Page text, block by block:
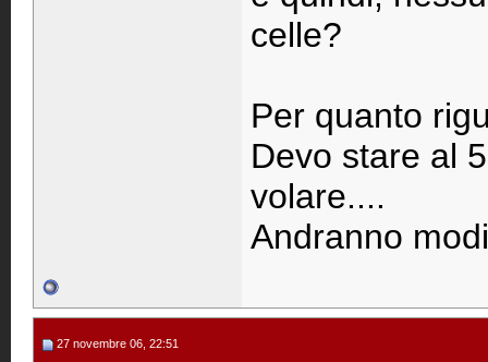
celle?
Per quanto
Devo stare al
volare....
Andranno
27 novembre 06, 22:51